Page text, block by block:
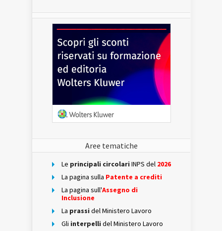
Aree tematiche
Le principali circolari INPS del 2026
La pagina sulla Patente a crediti
La pagina sull'Assegno di
Inclusione
La prassi del Ministero Lavoro
Gli interpelli del Ministero Lavoro